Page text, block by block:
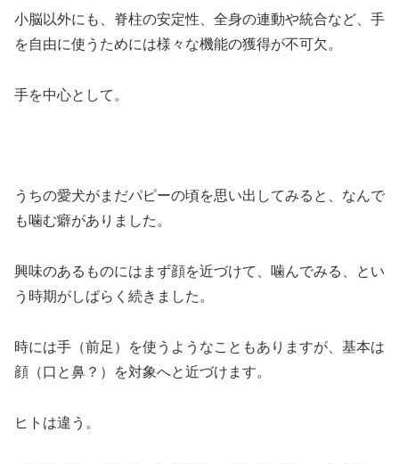
小脳以外にも、脊柱の安定性、全身の連動や統合など、手
を自由に使うためには様々な機能の獲得が不可欠。
手を中心として。
うちの愛犬がまだパピーの頃を思い出してみると、なんで
も噛む癖がありました。
興味のあるものにはまず顔を近づけて、噛んでみる、とい
う時期がしばらく続きました。
時には手（前足）を使うようなこともありますが、基本は
顔（口と鼻？）を対象へと近づけます。
ヒトは違う。